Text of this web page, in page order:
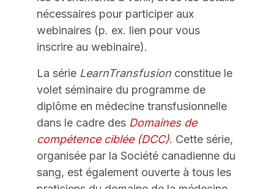
nécessaires pour participer aux
webinaires (p. ex. lien pour vous
inscrire au webinaire).
La série LearnTransfusion constitue le
volet séminaire du programme de
diplôme en médecine transfusionnelle
dans le cadre des Domaines de
compétence ciblée (DCC). Cette série,
organisée par la Société canadienne du
sang, est également ouverte à tous les